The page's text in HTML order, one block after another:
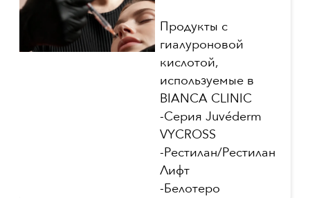
Продукты с
гиалуроновой
кислотой,
используемые в
BIANCA CLINIC
-Серия Juvéderm
VYCROSS
-Рестилан/Рестилан
Лифт
-Белотеро